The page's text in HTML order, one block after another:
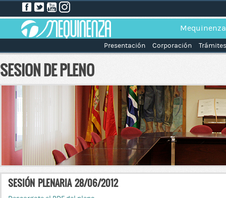
Mequinenza
Presentación Corporación Trámites
SESION DE PLENO
SESIÓN PLENARIA 28/06/2012